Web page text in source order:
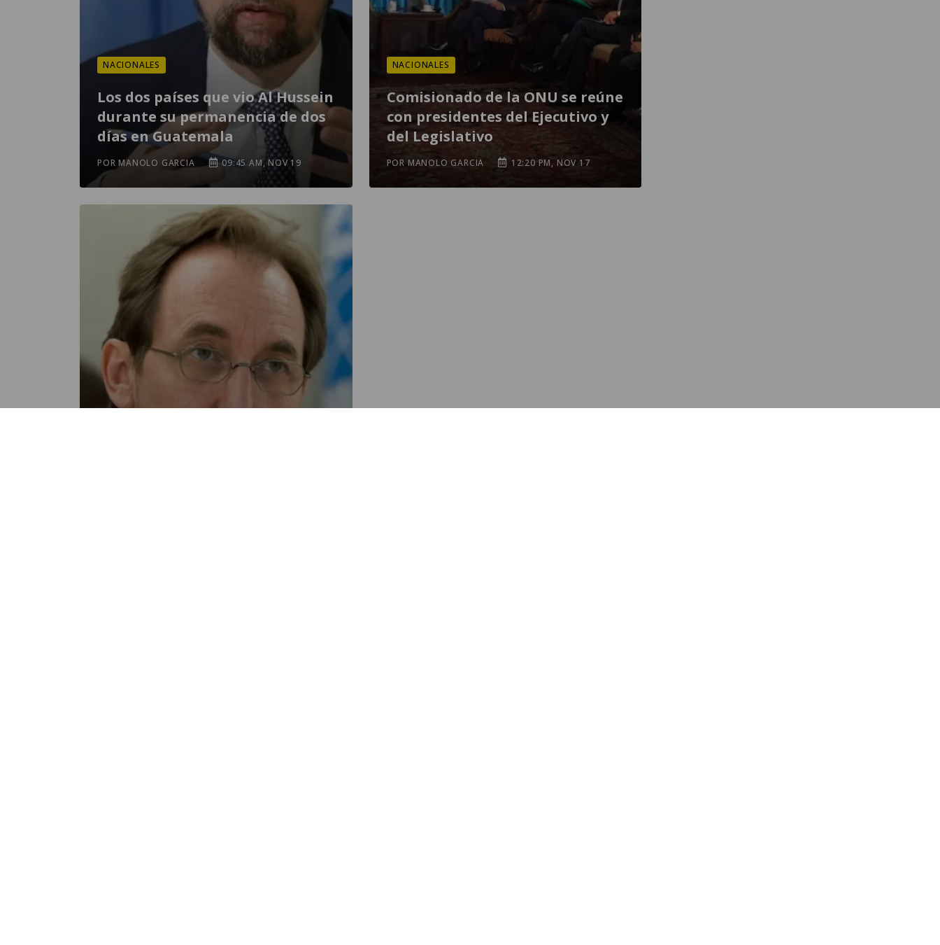
NACIONALES
Los dos países que vio Al Hussein
durante su permanencia de dos
días en Guatemala
POR MANOLO GARCIA 09:45 AM, NOV 19
NACIONALES
Comisionado de la ONU se reúne
con presidentes del Ejecutivo y
del Legislativo
POR MANOLO GARCIA 12:20 PM, NOV 17